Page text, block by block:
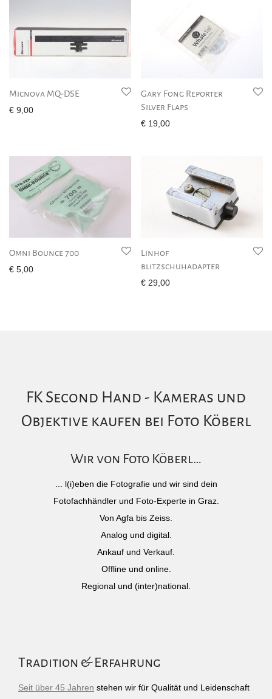
Micnova MQ-DSE
€ 9,00
Gary Fong Reporter
Silver Flaps
€ 19,00
Omni Bounce 700
€ 5,00
Linhof
blitzschuhadapter
€ 29,00
FK Second Hand - Kameras und
Objektive kaufen bei Foto Köberl
Wir von Foto Köberl…
... l(i)eben die Fotografie und wir sind dein
Fotofachhändler und Foto-Experte in Graz.
Von Agfa bis Zeiss.
Analog und digital.
Ankauf und Verkauf.
Offline und online.
Regional und (inter)national.
Tradition & Erfahrung
Seit über 45 Jahren stehen wir für Qualität und Leidenschaft